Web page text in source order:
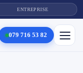
ENTREPRISE
079 716 53 82